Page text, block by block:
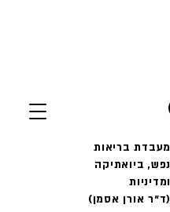
מעבדת בריאות
נפש, ביואתיקה
ומדיניות
(ד"ר אורן אסמן)